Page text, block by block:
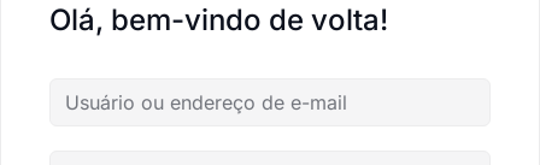
Olá, bem-vindo de volta!